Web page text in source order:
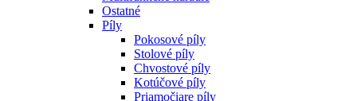
Ostatné
Píly
Pokosové píly
Stolové píly
Chvostové píly
Kotúčové píly
Priamočiare píly